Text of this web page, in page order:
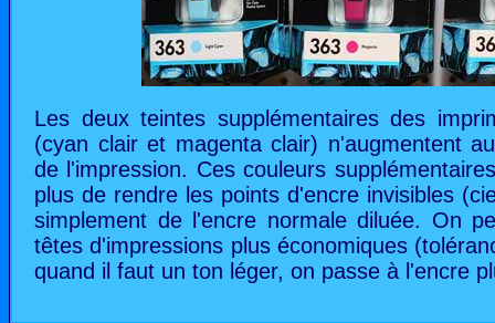
Les deux teintes supplémentaires des
(cyan clair et magenta clair) n'augmentent
de l'impression. Ces couleurs
plus de rendre les points d'encre invisibles
simplement de l'encre normale diluée. On
têtes d'impressions plus économiques
quand il faut un ton léger, on passe à l'encre